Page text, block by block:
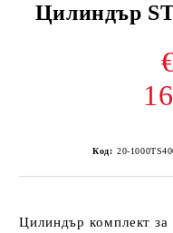
Цилиндър
Код: 20-
Цилиндър комплект